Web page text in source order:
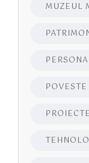
MUZEUL
POVESTE
PROIECTE